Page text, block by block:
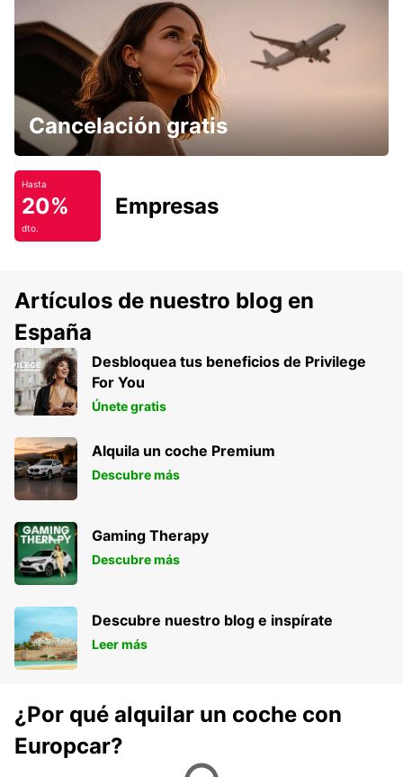
Cancelación gratis
Hasta
20%
dto.
Empresas
Artículos de nuestro blog en
España
Desbloquea tus beneficios de Privilege
For You
Únete gratis
Alquila un coche Premium
Descubre más
Gaming Therapy
Descubre más
Descubre nuestro blog e inspírate
Leer más
¿Por qué alquilar un coche con
Europcar?